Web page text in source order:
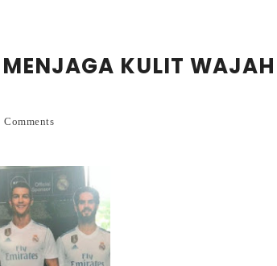
KULIT WAJAH
Comments